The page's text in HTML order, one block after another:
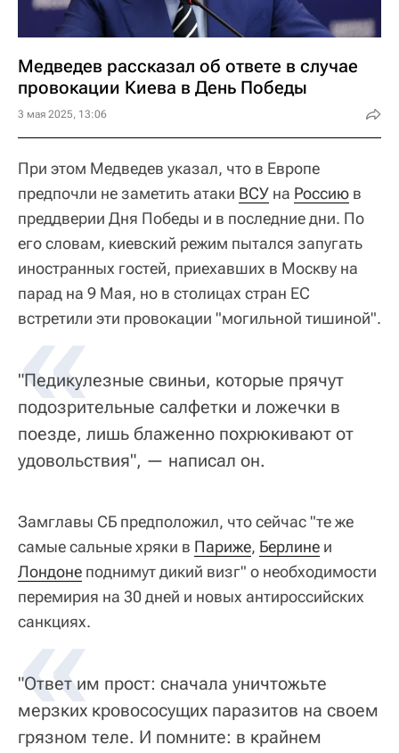
Медведев рассказал об ответе в случае
провокации Киева в День Победы
3 мая 2025, 13:06
При этом Медведев указал, что в Европе
предпочли не заметить атаки ВСУ на Россию в
преддверии Дня Победы и в последние дни. По
его словам, киевский режим пытался запугать
иностранных гостей, приехавших в Москву на
парад на 9 Мая, но в столицах стран ЕС
встретили эти провокации "могильной тишиной".
«
"Педикулезные свиньи, которые прячут
подозрительные салфетки и ложечки в
поезде, лишь блаженно похрюкивают от
удовольствия", — написал он.
Замглавы СБ предположил, что сейчас "те же
самые сальные хряки в Париже, Берлине и
Лондоне поднимут дикий визг" о необходимости
перемирия на 30 дней и новых антироссийских
санкциях.
«
"Ответ им прост: сначала уничтожьте
мерзких кровососущих паразитов на своем
грязном теле. И помните: в крайнем